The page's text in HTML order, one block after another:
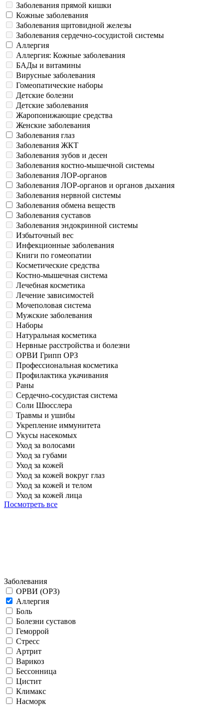
Заболевания прямой кишки
Кожные заболевания
Заболевания щитовидной железы
Заболевания сердечно-сосудистой системы
Аллергия
Аллергия: Кожные заболевания
БАДы и витамины
Вирусные заболевания
Гомеопатические наборы
Детские болезни
Детские заболевания
Жаропонижающие средства
Женские заболевания
Заболевания глаз
Заболевания ЖКТ
Заболевания зубов и десен
Заболевания костно-мышечной системы
Заболевания ЛОР-органов
Заболевания ЛОР-органов и органов дыхания
Заболевания нервной системы
Заболевания обмена веществ
Заболевания суставов
Заболевания эндокринной системы
Избыточный вес
Инфекционные заболевания
Книги по гомеопатии
Косметические средства
Костно-мышечная система
Лечебная косметика
Лечение зависимостей
Мочеполовая система
Мужские заболевания
Наборы
Натуральная косметика
Нервные расстройства и болезни
ОРВИ Грипп ОРЗ
Профессиональная косметика
Профилактика укачивания
Раны
Сердечно-сосудистая система
Соли Шюсслера
Травмы и ушибы
Укрепление иммунитета
Укусы насекомых
Уход за волосами
Уход за губами
Уход за кожей
Уход за кожей вокруг глаз
Уход за кожей и телом
Уход за кожей лица
Посмотреть все
Заболевания
ОРВИ (ОРЗ)
Аллергия
Боль
Болезни суставов
Геморрой
Стресс
Артрит
Варикоз
Бессонница
Цистит
Климакс
Насморк